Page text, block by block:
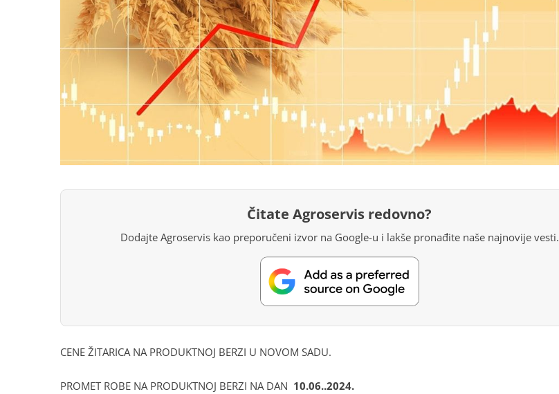
Čitate Agroservis redovno?
Dodajte Agroservis kao preporučeni izvor na Google-u i lakše pronađite naše najnovije vesti.
CENE ŽITARICA NA PRODUKTNOJ BERZI U NOVOM SADU.
PROMET ROBE NA PRODUKTNOJ BERZI NA DAN 10.06..2024.